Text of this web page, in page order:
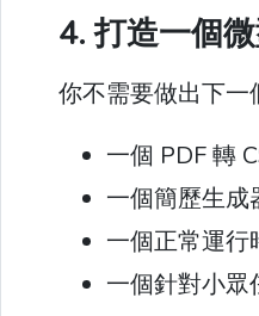
4. 打造一個
你不需要做出下一
一個 PDF 轉
一個簡歷生成
一個正常運行
一個針對小眾